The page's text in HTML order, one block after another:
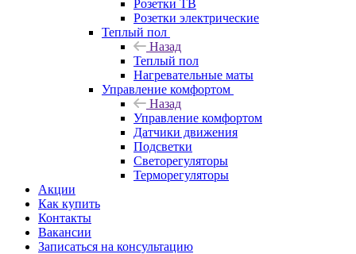
Розетки ТВ
Розетки электрические
Теплый пол
Назад
Теплый пол
Нагревательные маты
Управление комфортом
Назад
Управление комфортом
Датчики движения
Подсветки
Светорегуляторы
Терморегуляторы
Акции
Как купить
Контакты
Вакансии
Записаться на консультацию